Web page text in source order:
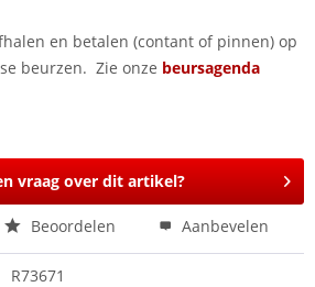
en betalen (contant of pinnen) op
beurzen. Zie onze beursagenda
vraag over dit artikel?
Beoordelen Aanbevelen
R73671